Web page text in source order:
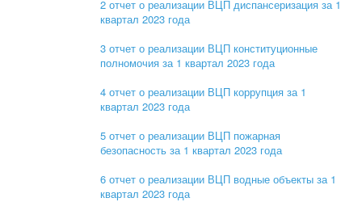
2 отчет о реализации ВЦП диспансеризация за 1
квартал 2023 года
3 отчет о реализации ВЦП конституционные
полномочия за 1 квартал 2023 года
4 отчет о реализации ВЦП коррупция за 1
квартал 2023 года
5 отчет о реализации ВЦП пожарная
безопасность за 1 квартал 2023 года
6 отчет о реализации ВЦП водные объекты за 1
квартал 2023 года